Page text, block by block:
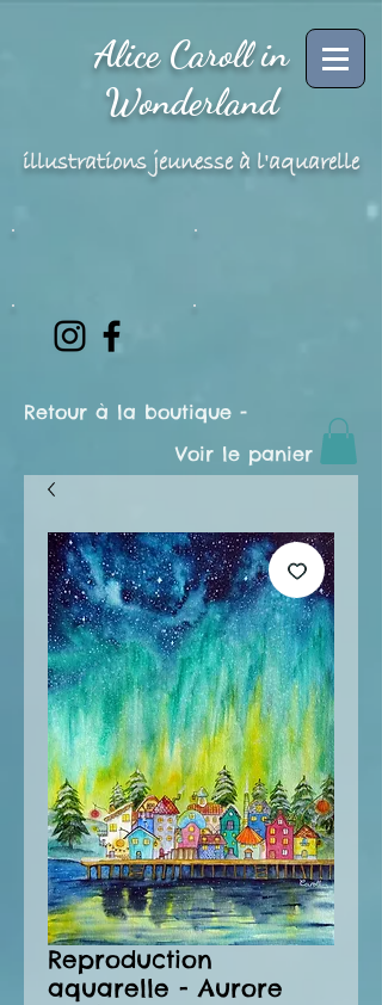
Alice Caroll in
Wonderland
illustrations jeunesse à l'aquarelle
Retour à la boutique -
Voir le panier
Reproduction
aquarelle - Aurore